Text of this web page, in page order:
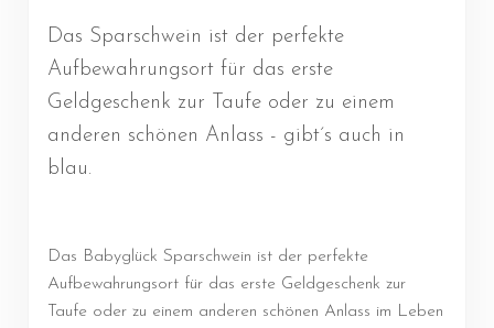
Das Sparschwein ist der perfekte
Aufbewahrungsort für das erste
Geldgeschenk zur Taufe oder zu einem
anderen schönen Anlass - gibt´s auch in
blau.
Das Babyglück Sparschwein ist der perfekte
Aufbewahrungsort für das erste Geldgeschenk zur
Taufe oder zu einem anderen schönen Anlass im Leben